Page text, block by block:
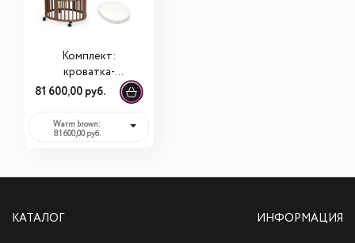
Комплект:
кроватка-
трансформер
Stokke Sleepi Mini
+ матрас +
простыня
81 600,00 руб.
Warm brown:
81 600,00 руб.
КАТАЛОГ ИНФОРМАЦИЯ